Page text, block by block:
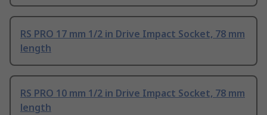
RS PRO 17 mm 1/2 in Drive Impact Socket, 78 mm
length
RS PRO 10 mm 1/2 in Drive Impact Socket, 78 mm
length